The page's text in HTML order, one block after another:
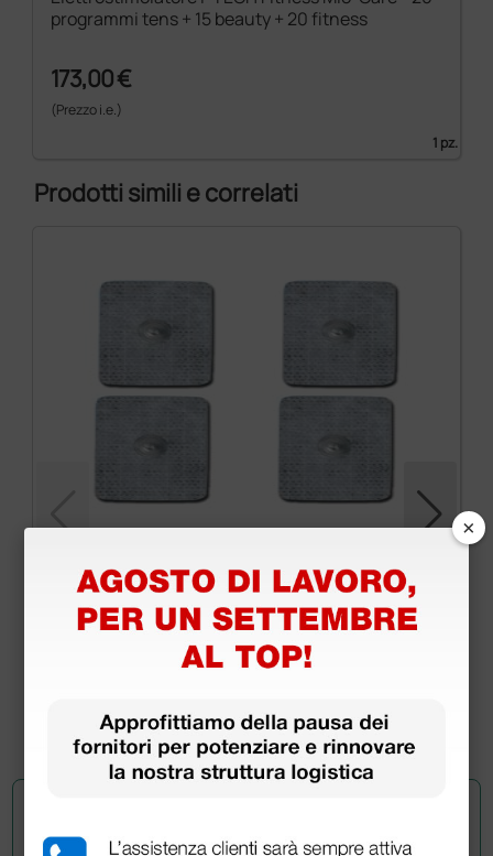
programmi tens + 15 beauty + 20 fitness
173,00 €
(Prezzo i.e.)
1 pz.
Prodotti simili e correlati
Elettrodi per elettrostimolazione pregellati
monouso senza cavo 45×80 mm
×